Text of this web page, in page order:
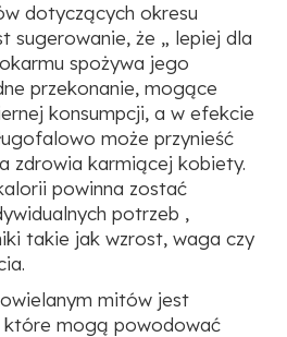
dotyczących okresu
sugerowanie, że „ lepiej dla
spożywa jego
przekonanie, mogące
konsumpcji, a w efekcie
może przynieść
zdrowia karmiącej kobiety.
powinna zostać
potrzeb ,
takie jak wzrost, waga czy
mitów jest
które mogą powodować